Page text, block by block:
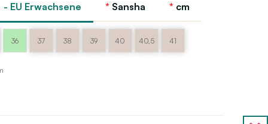
EU Erwachsene Sansha cm
36 37 38 39 40 40,5 41